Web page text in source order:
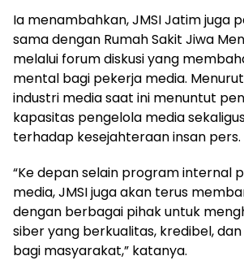
Ia menambahkan, JMSI Jatim juga
sama dengan Rumah Sakit Jiwa
melalui forum diskusi yang
mental bagi pekerja media.
industri media saat ini menuntut
kapasitas pengelola media
terhadap kesejahteraan insan pers.
“Ke depan selain program internal
media, JMSI juga akan terus
dengan berbagai pihak untuk
siber yang berkualitas, kredibel,
bagi masyarakat,” katanya.